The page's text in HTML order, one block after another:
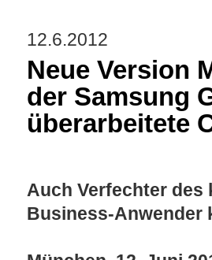
12.6.2012
Neue Version
der Samsung
überarbeitete
Auch Verfechter des
Business-Anwender